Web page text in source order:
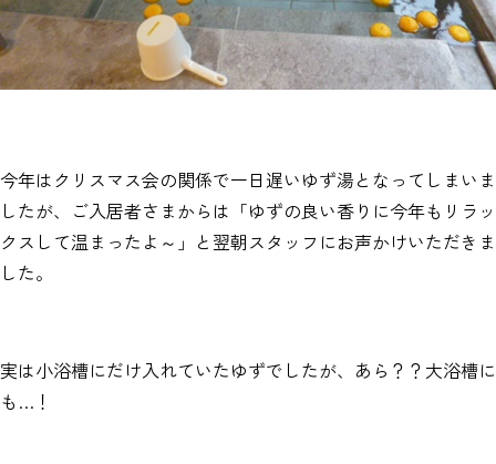
今年はクリスマス会の関係で一日遅いゆず湯となってしまいま
したが、ご入居者さまからは「ゆずの良い香りに今年もリラッ
クスして温まったよ～」と翌朝スタッフにお声かけいただきま
した。
実は小浴槽にだけ入れていたゆずでしたが、あら？？大浴槽に
も…！